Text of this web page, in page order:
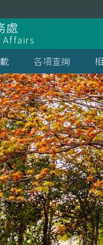
處
Affairs
各項查詢